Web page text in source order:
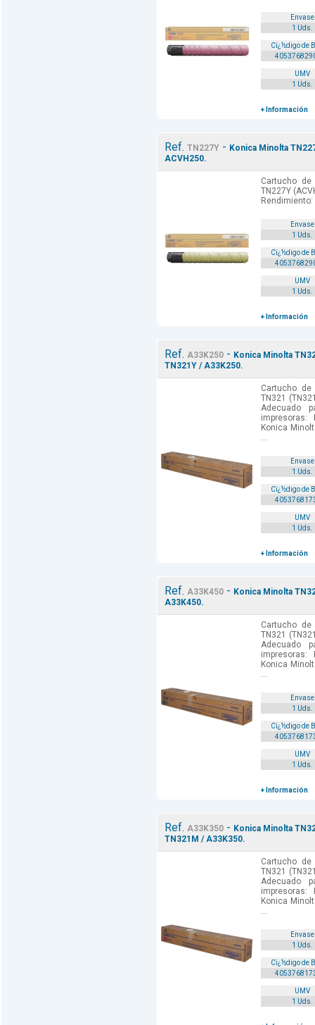
Envase
1 Uds.
Cï¿½digo de
UMV
1 Uds.
+ Información
Ref. TN227Y - Konica Minolta
ACVH250.
Cartucho
TN227Y
Envase
1 Uds.
Cï¿½digo de
UMV
1 Uds.
+ Información
Ref. A33K250- Konica Minolta
TN321Y / A33K250.
Cartucho
TN321
Adecuado
impresoras:
Konica
...
Envase
1 Uds.
Cï¿½digo de
UMV
1 Uds.
+ Información
Ref. A33K450- Konica Minolta
A33K450.
Cartucho
TN321
Adecuado
impresoras:
Konica
...
Envase
1 Uds.
Cï¿½digo de
UMV
1 Uds.
+ Información
Ref. A33K350- Konica Minolta
TN321M / A33K350.
Cartucho
TN321
Adecuado
impresoras:
Konica
...
Envase
1 Uds.
Cï¿½digo de
UMV
1 Uds.